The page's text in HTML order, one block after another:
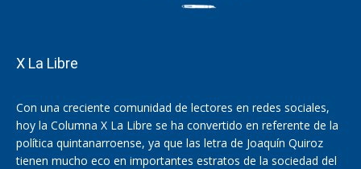
X La Libre
Con una creciente comunidad de lectores en redes sociales,
hoy la Columna X La Libre se ha convertido en referente de la
política quintanarroense, ya que las letra de Joaquín Quiroz
tienen mucho eco en importantes estratos de la sociedad del